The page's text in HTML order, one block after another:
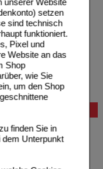
setzen
sind technisch
funktioniert.
Pixel und
Website an das
Shop
wie Sie
um den Shop
finden Sie in
Unterpunkt
zur Anmeldung
zum Bestellvorgang